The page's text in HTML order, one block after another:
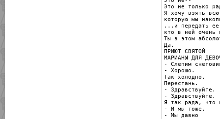
Это не только
Я хочу взять
которую мы
...и передать
кто в ней очень
Ты в этом
Да.
ПРИЮТ СВЯТОЙ
МАРИАНЫ ДЛЯ
- Слепим
- Хорошо.
Так холодно.
Перестань.
- Здравствуйте.
- Здравствуйте.
Я так рада, что
- И мы тоже.
- Мы давно